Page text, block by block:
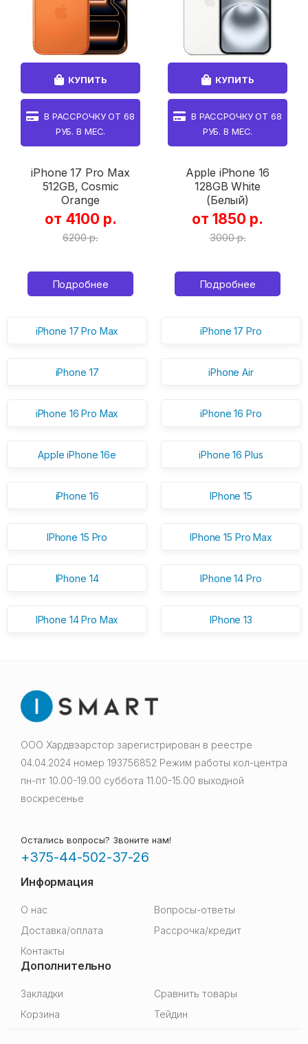
КУПИТЬ
В РАССРОЧКУ ОТ68
РУБ. В МЕС.
iPhone 17 Pro Max
512GB, Cosmic
Orange
от 4100 р.
6200 р.
Подробнее
КУПИТЬ
В РАССРОЧКУ ОТ68
РУБ. В МЕС.
Apple iPhone 16
128GB White
(Белый)
от 1850 р.
3000 р.
Подробнее
iPhone 17 Pro Max iPhone 17 Pro
iPhone 17 iPhone Air
iPhone 16 Pro Max iPhone 16 Pro
Apple iPhone 16e iPhone 16 Plus
iPhone 16 IPhone 15
IPhone 15 Pro IPhone 15 Pro Max
IPhone 14 IPhone 14 Pro
IPhone 14 Pro Max IPhone 13
ООО Хардвэарстор зарегистрирован в реестре
04.04.2024 номер 193756852 Режим работы кол-центра
пн-пт 10.00-19.00 суббота 11.00-15.00 выходной
воскресенье
Остались вопросы? Звоните нам!
+375-44-502-37-26
Информация
О нас
Вопросы-ответы
Доставка/оплата
Рассрочка/кредит
Контакты
Дополнительно
Закладки
Сравнить товары
Корзина
Тейдин